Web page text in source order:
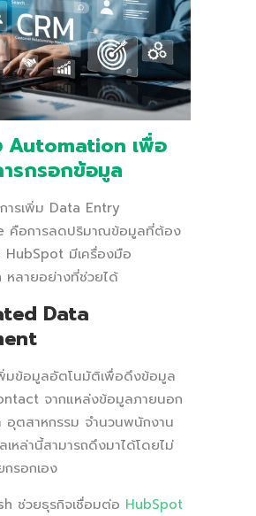
Automation เพื่อ
ารกรอกข้อมูล
ารเพิ่ม Data Entry
คือการลดปริมาณข้อมูลที่ต้อง
มีเครื่องมือ
ลายอย่างที่ช่วยได้
Data
พิ่มข้อมูลอัตโนมัติเพื่อดึงข้อมูล
จากแหล่งข้อมูลภายนอก
อุตสาหกรรม จำนวนพนักงาน
เหล่านี้สามารถดึงมาได้โดยไม่
รอกเอง
ช่วยธุรกิจเชื่อมต่อ HubSpot